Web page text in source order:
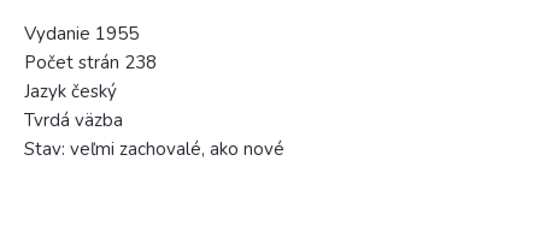
Vydanie 1955
Počet strán 238
Jazyk český
Tvrdá väzba
Stav: veľmi zachovalé, ako nové